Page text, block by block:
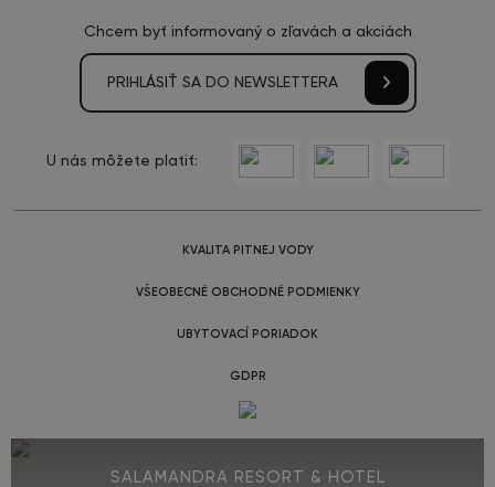
Chcem byť informovaný o zľavách a akciách
PRIHLÁSIŤ SA DO NEWSLETTERA
U nás môžete platiť:
KVALITA PITNEJ VODY
VŠEOBECNÉ OBCHODNÉ PODMIENKY
UBYTOVACÍ PORIADOK
GDPR
SALAMANDRA RESORT & HOTEL